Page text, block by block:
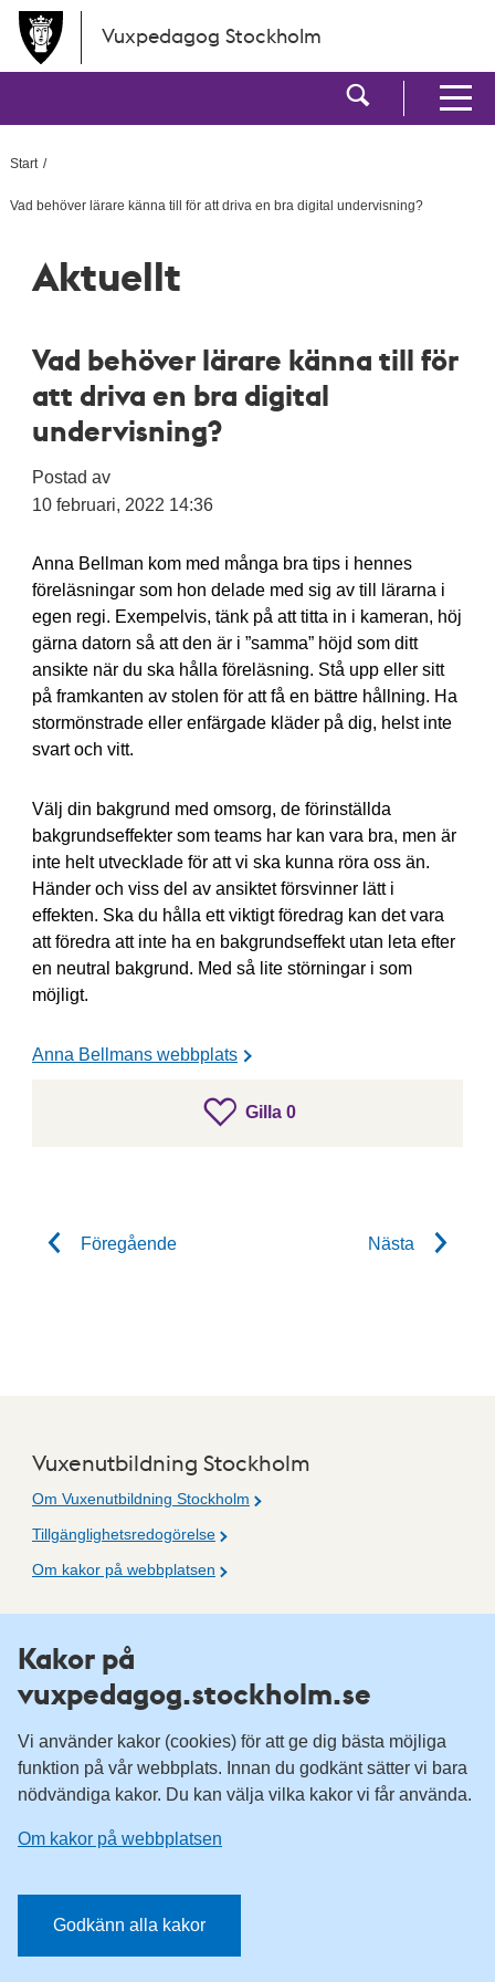
Hoppa till huvudinnehållet
Vuxpedagog Stockholm
Visa
Visa
Start
Vad behöver lärare känna till för att driva en bra digital undervisning?
Aktuellt
Vad behöver lärare känna till för
att driva en bra digital
undervisning?
Postad av
10 februari, 2022 14:36
Gilla 0gillar inlägget
Anna Bellman kom med många bra tips i hennes
föreläsningar som hon delade med sig av till lärarna i
egen regi. Exempelvis, tänk på att titta in i kameran, höj
gärna datorn så att den är i ”samma” höjd som ditt
ansikte när du ska hålla föreläsning. Stå upp eller sitt
på framkanten av stolen för att få en bättre hållning. Ha
stormönstrade eller enfärgade kläder på dig, helst inte
svart och vitt.
Välj din bakgrund med omsorg, de förinställda
bakgrundseffekter som teams har kan vara bra, men är
inte helt utvecklade för att vi ska kunna röra oss än.
Händer och viss del av ansiktet försvinner lätt i
effekten. Ska du hålla ett viktigt föredrag kan det vara
att föredra att inte ha en bakgrundseffekt utan leta efter
en neutral bakgrund. Med så lite störningar i som
möjligt.
Anna Bellmans webbplats
Föregående Nästa
Vuxenutbildning Stockholm
Om Vuxenutbildning Stockholm
Tillgänglighetsredogörelse
Om kakor på webbplatsen
Fler resurser
Vuxenutbildning Stockholm
Information för leverantörsskolor
Sociala medier
Vuxenutbildning Stockholm, Instagram
Har du tips på vad vi borde publicera på webbplatsen? Mejla
Kakor på
vuxpedagog.stockholm.se
Vi använder kakor (cookies) för att ge dig bästa möjliga
funktion på vår webbplats. Innan du godkänt sätter vi bara
nödvändiga kakor. Du kan välja vilka kakor vi får använda.
Om kakor på webbplatsen
Godkänn alla kakor